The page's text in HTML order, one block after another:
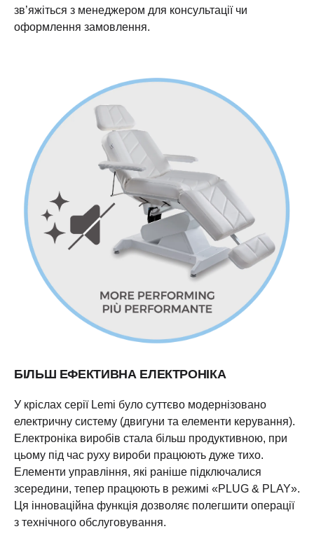
зв’яжіться з менеджером для консультації чи
оформлення замовлення.
БІЛЬШ ЕФЕКТИВНА ЕЛЕКТРОНІКА
У кріслах серії Lemi було суттєво модернізовано
електричну систему (двигуни та елементи керування).
Електроніка виробів стала більш продуктивною, при
цьому під час руху вироби працюють дуже тихо.
Елементи управління, які раніше підключалися
зсередини, тепер працюють в режимі «PLUG & PLAY».
Ця інноваційна функція дозволяє полегшити операції
з технічного обслуговування.